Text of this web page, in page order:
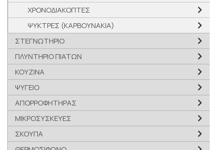
ΧΡΟΝΟΔΙΑΚΟΠΤΕΣ
ΨΥΚΤΡΕΣ (ΚΑΡΒΟΥΝΑΚΙΑ)
ΣΤΕΓΝΩΤΗΡΙΟ
ΠΛΥΝΤΗΡΙΟ ΠΙΑΤΩΝ
ΚΟΥΖΙΝΑ
ΨΥΓΕΙΟ
ΑΠΟΡΡΟΦΗΤΗΡΑΣ
ΜΙΚΡΟΣΥΣΚΕΥΕΣ
ΣΚΟΥΠΑ